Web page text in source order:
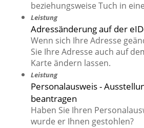
beziehungsweise Tuch in
Leistung
Adressänderung auf der
Wenn sich Ihre Adresse
Sie Ihre Adresse auch auf
Karte ändern lassen.
Leistung
Personalausweis -
beantragen
Haben Sie Ihren
wurde er Ihnen gestohlen?